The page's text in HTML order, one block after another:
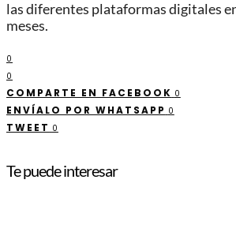
las diferentes plataformas digitales
meses.
0
0
COMPARTE EN FACEBOOK 0
ENVÍALO POR WHATSAPP 0
TWEET 0
Te puede interesar